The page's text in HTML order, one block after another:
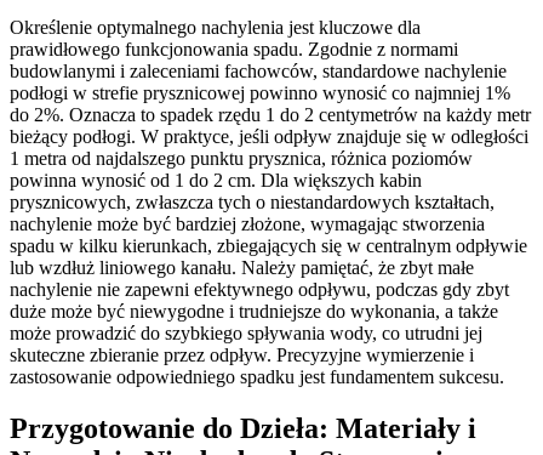
Określenie optymalnego nachylenia jest kluczowe dla
prawidłowego funkcjonowania spadu. Zgodnie z normami
budowlanymi i zaleceniami fachowców, standardowe nachylenie
podłogi w strefie prysznicowej powinno wynosić co najmniej 1%
do 2%. Oznacza to spadek rzędu 1 do 2 centymetrów na każdy metr
bieżący podłogi. W praktyce, jeśli odpływ znajduje się w odległości
1 metra od najdalszego punktu prysznica, różnica poziomów
powinna wynosić od 1 do 2 cm. Dla większych kabin
prysznicowych, zwłaszcza tych o niestandardowych kształtach,
nachylenie może być bardziej złożone, wymagając stworzenia
spadu w kilku kierunkach, zbiegających się w centralnym odpływie
lub wzdłuż liniowego kanału. Należy pamiętać, że zbyt małe
nachylenie nie zapewni efektywnego odpływu, podczas gdy zbyt
duże może być niewygodne i trudniejsze do wykonania, a także
może prowadzić do szybkiego spływania wody, co utrudni jej
skuteczne zbieranie przez odpływ. Precyzyjne wymierzenie i
zastosowanie odpowiedniego spadku jest fundamentem sukcesu.
Przygotowanie do Dzieła: Materiały i